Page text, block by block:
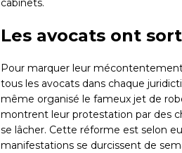
Les avocats ont
Pour marquer leur
tous les avocats dans chaque
même organisé le fameux jet de
montrent leur protestation par des
se lâcher. Cette réforme est selon
manifestations se durcissent de